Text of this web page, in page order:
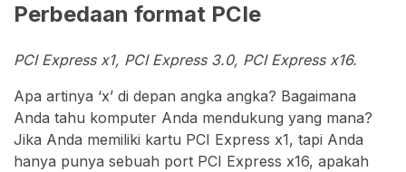
Perbedaan format PCIe
PCI Express x1, PCI Express 3.0, PCI Express x16.
Apa artinya ‘x’ di depan angka angka? Bagaimana
Anda tahu komputer Anda mendukung yang mana?
Jika Anda memiliki kartu PCI Express x1, tapi Anda
hanya punya sebuah port PCI Express x16, apakah